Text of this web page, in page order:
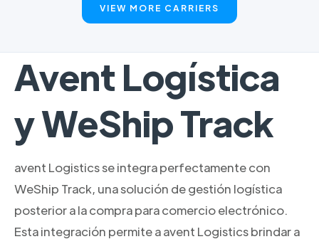
VIEW MORE CARRIERS
Avent Logística
y WeShip Track
avent Logistics se integra perfectamente con
WeShip Track, una solución de gestión logística
posterior a la compra para comercio electrónico.
Esta integración permite a avent Logistics brindar a